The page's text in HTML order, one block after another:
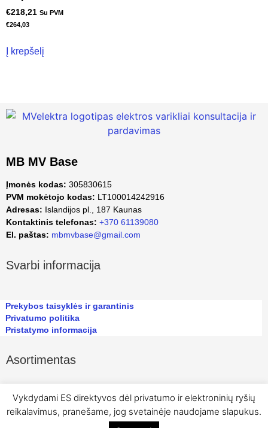
€218,21 Su PVM
€264,03
Į krepšelį
MB MV Base
Įmonės kodas: 305830615
PVM mokėtojo kodas: LT100014242916
Adresas: Islandijos pl., 187 Kaunas
Kontaktinis telefonas: +370 61139080
El. paštas: mbmvbase@gmail.com
Svarbi informacija
Prekybos taisyklės ir garantinis
Privatumo politika
Pristatymo informacija
Asortimentas
Vykdydami ES direktyvos dėl privatumo ir elektroninių ryšių
reikalavimus, pranešame, jog svetainėje naudojame slapukus.